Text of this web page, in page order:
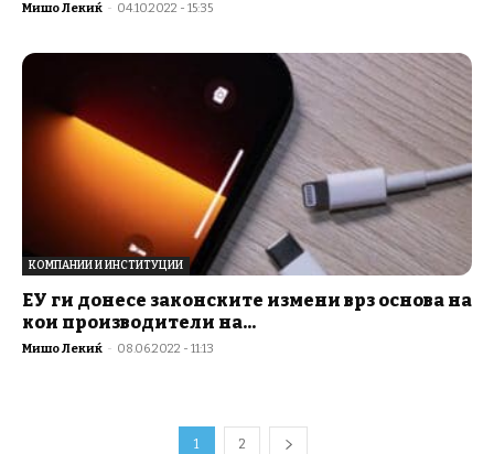
Мишо Лекиќ - 04.10.2022 - 15:35
КОМПАНИИ И ИНСТИТУЦИИ
ЕУ ги донесе законските измени врз основа на
кои производители на...
Мишо Лекиќ - 08.06.2022 - 11:13
1 2